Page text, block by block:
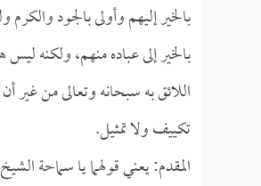
بالخير إليهم وأولى بالجود
بالخير إلى عباده منهم، ولكنه
اللائق به سبحانه وتعالى من غير
تكييف ولا تمثيل.
المقدم: يعني قولهما يا سماحة